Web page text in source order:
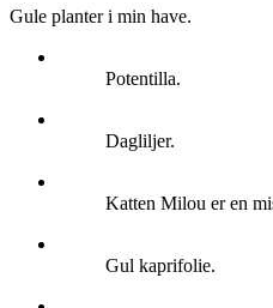
Gule planter i min have.
Potentilla.
Dagliljer.
Katten Milou er en
Gul kaprifolie.